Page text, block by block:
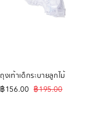
ถุงเท้าเด็กระบายลูกไม้
฿156.00 ฿195.00